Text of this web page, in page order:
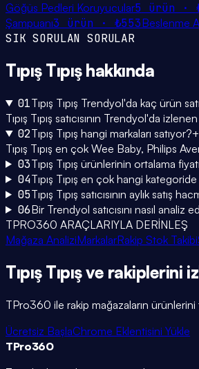
Göğüs Pedleri Koruyucular5 ürün ·
Şampuanı3 ürün · ₺553Beslenme
SIK SORULAN SORULAR
Tıpış Tıpışhakkında
01Tıpış Tıpış Trendyol'da kaç ürün
Tıpış Tıpış satıcısının Trendyol'da
02Tıpış Tıpış hangi markaları satıyor?+
Tıpış Tıpış en çok Wee Baby, Philips
03Tıpış Tıpış ürünlerinin ortalama
04Tıpış Tıpış en çok hangi
05Tıpış Tıpış satıcısının aylık satış
06Bir Trendyol satıcısını nasıl analiz
TPRO360 ARAÇLARIYLA DERİNLEŞ
Mağaza AnaliziMarkalarRakip Stok Takibi
Tıpış Tıpışve rakiplerini
TPro360 ile rakip mağazaların
Ücretsiz BaşlaChrome Eklentisini Yükle
TPro360